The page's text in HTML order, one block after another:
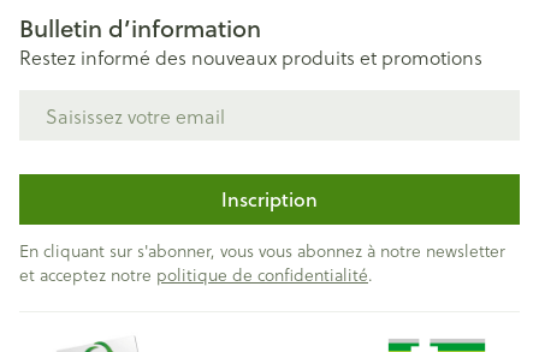
Bulletin d’information
Restez informé des nouveaux produits et promotions
Inscription
En cliquant sur s'abonner, vous vous abonnez à notre newsletter
et acceptez notre politique de confidentialité.